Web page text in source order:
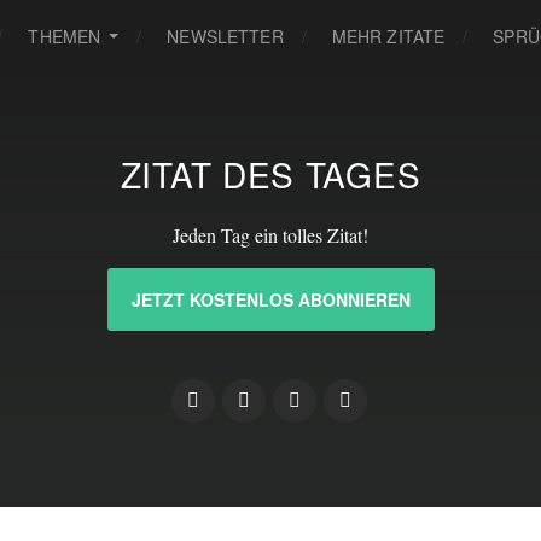
THEMEN NEWSLETTER MEHR ZITATE
ZITAT DES TAGES
Jeden Tag ein tolles Zitat!
JETZT KOSTENLOS ABONNIEREN